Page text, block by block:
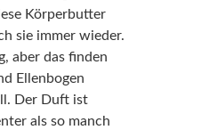
Körperbutter
sie immer wieder.
aber das finden
Ellenbogen
Der Duft ist
als so manch